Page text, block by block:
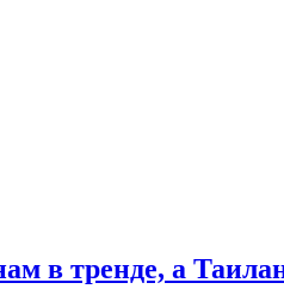
в тренде, а